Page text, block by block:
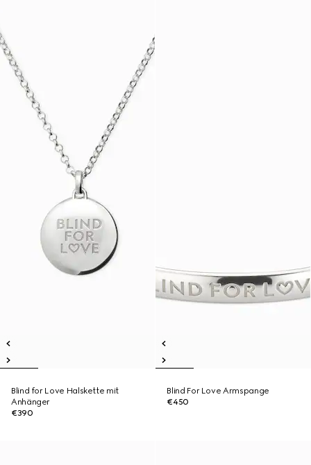
Blind for Love Halskette mit
Anhänger
€390
Blind For Love Armspange
€450